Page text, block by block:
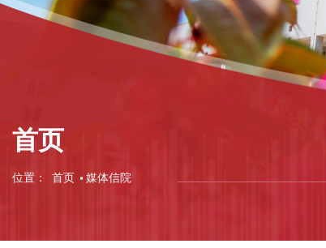
首页
位置： 首页 媒体信院